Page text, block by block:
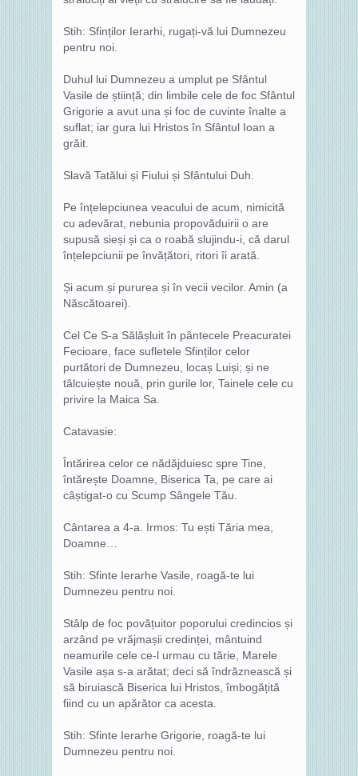
Stih: Sfinților Ierarhi, rugați-vă lui Dumnezeu
pentru noi.
Duhul lui Dumnezeu a umplut pe Sfântul
Vasile de știință; din limbile cele de foc Sfântul
Grigorie a avut una și foc de cuvinte înalte a
suflat; iar gura lui Hristos în Sfântul Ioan a
grăit.
Slavă Tatălui și Fiului și Sfântului Duh.
Pe înțelepciunea veacului de acum, nimicită
cu adevărat, nebunia propovăduirii o are
supusă sieși și ca o roabă slujindu-i, că darul
înțelepciunii pe învățători, ritori îi arată.
Și acum și pururea și în vecii vecilor. Amin (a
Născătoarei).
Cel Ce S-a Sălășluit în pântecele Preacuratei
Fecioare, face sufletele Sfinților celor
purtători de Dumnezeu, locaș Luiși; și ne
tâlcuiește nouă, prin gurile lor, Tainele cele cu
privire la Maica Sa.
Catavasie:
Întărirea celor ce nădăjduiesc spre Tine,
întărește Doamne, Biserica Ta, pe care ai
câștigat-o cu Scump Sângele Tău.
Cântarea a 4-a. Irmos: Tu ești Tăria mea,
Doamne…
Stih: Sfinte Ierarhe Vasile, roagă-te lui
Dumnezeu pentru noi.
Stâlp de foc povățuitor poporului credincios și
arzând pe vrăjmașii credinței, mântuind
neamurile cele ce-l urmau cu tărie, Marele
Vasile așa s-a arătat; deci să îndrăznească și
să biruiască Biserica lui Hristos, îmbogățită
fiind cu un apărător ca acesta.
Stih: Sfinte Ierarhe Grigorie, roagă-te lui
Dumnezeu pentru noi.